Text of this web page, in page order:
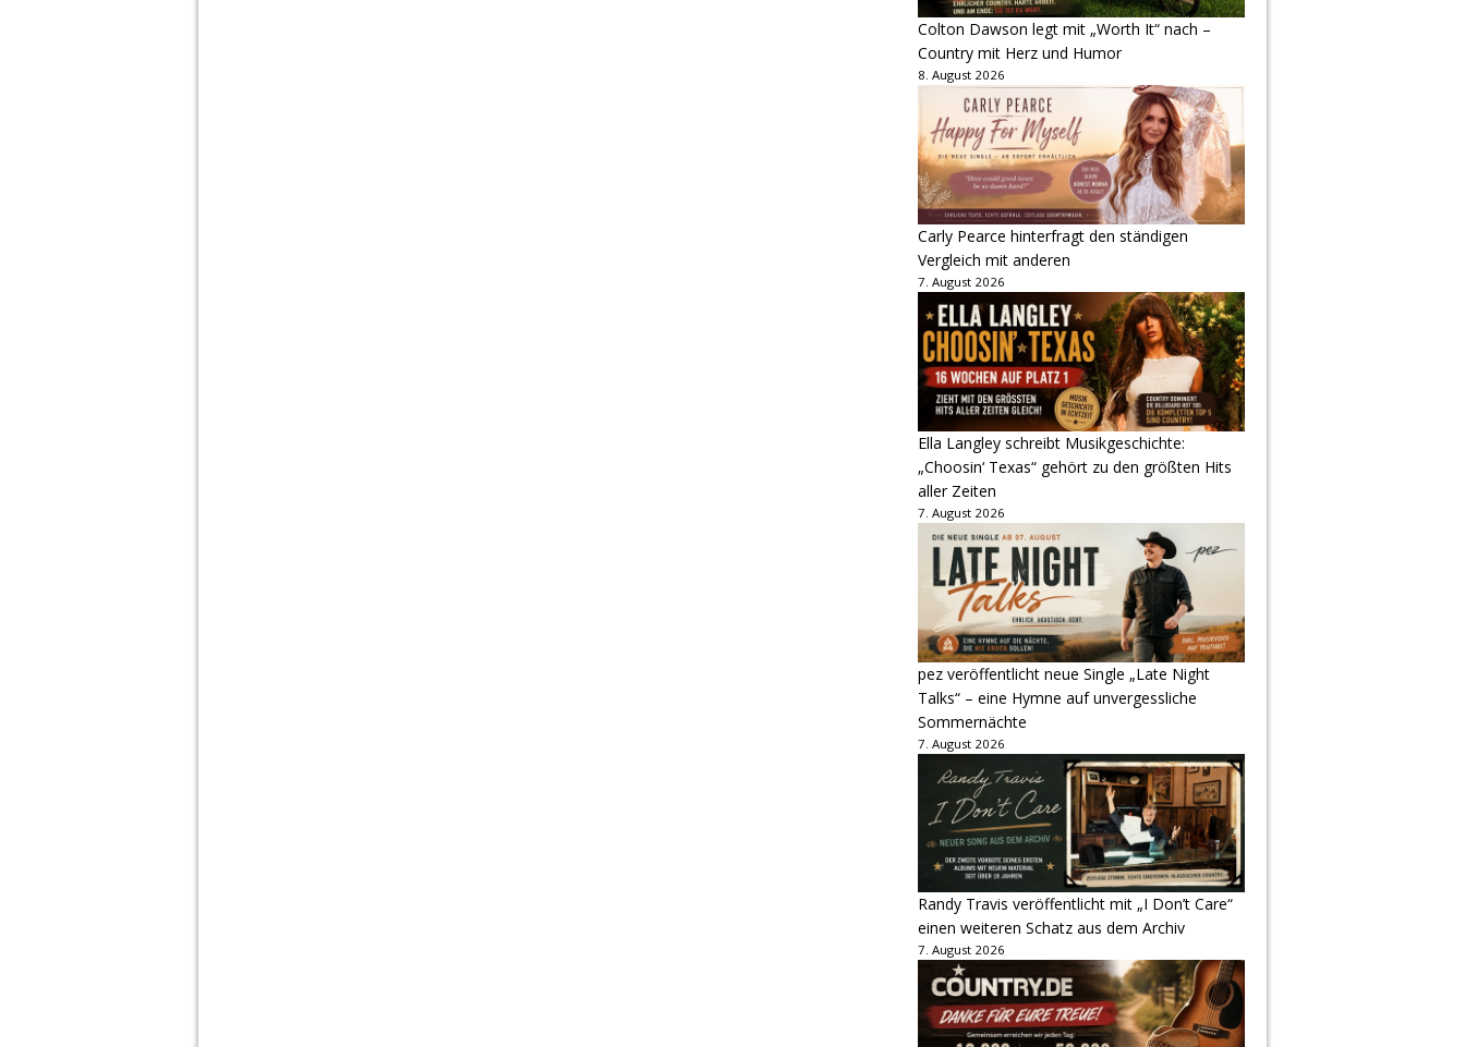
Colton Dawson legt mit „Worth It“ nach –
Country mit Herz und Humor
8. August 2026
Carly Pearce hinterfragt den ständigen
Vergleich mit anderen
7. August 2026
Ella Langley schreibt Musikgeschichte:
„Choosin‘ Texas“ gehört zu den größten Hits
aller Zeiten
7. August 2026
pez veröffentlicht neue Single „Late Night
Talks“ – eine Hymne auf unvergessliche
Sommernächte
7. August 2026
Randy Travis veröffentlicht mit „I Don’t Care“
einen weiteren Schatz aus dem Archiv
7. August 2026